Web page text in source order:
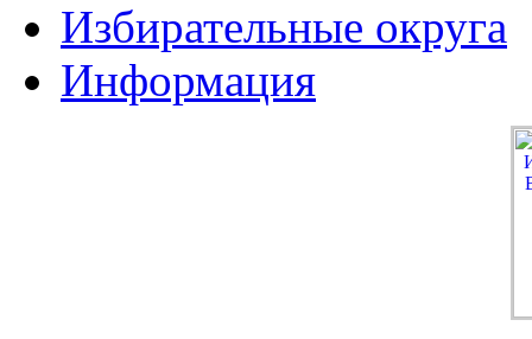
Избирательные округа
Информация